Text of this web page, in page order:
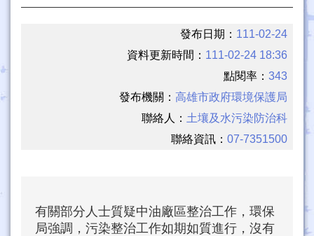
發布日期： 111-02-24
資料更新時間： 111-02-24 18:36
點閱率：343
發布機關：高雄市政府環境保護局
聯絡人： 土壤及水污染防治科
聯絡資訊：07-7351500
有關部分人士質疑中油廠區整治工作，環保
局強調，污染整治工作如期如質進行，沒有